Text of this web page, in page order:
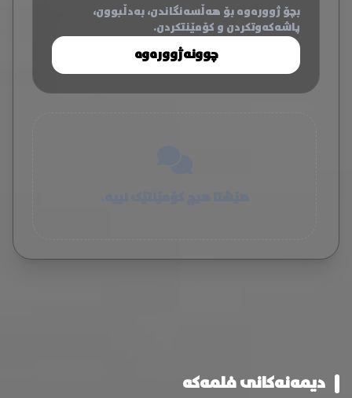
بچۆ ژوورەوە بۆ هەڵسەنگاندن، بەدڵبوون،
پاشەکەوتکردن و کۆمێنتکردن.
چوونەژوورەوە
دیمەنەکانی فلمەکە